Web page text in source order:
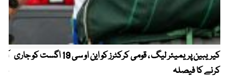
کیریبین پریمیئر لیگ ، قومی کرکٹرز کو این او سی 19 اگست کو جاری
کرنے کا فیصلہ